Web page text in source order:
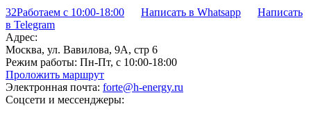
32Работаем с 10:00-18:00 Написать в Whatsapp
Написать
в Telegram
Адрес:
Москва, ул. Вавилова, 9А, стр 6
Режим работы: Пн-Пт, с 10:00-18:00
Проложить маршрут
Электронная почта: forte@h-energy.ru
Соцсети и мессенджеры: